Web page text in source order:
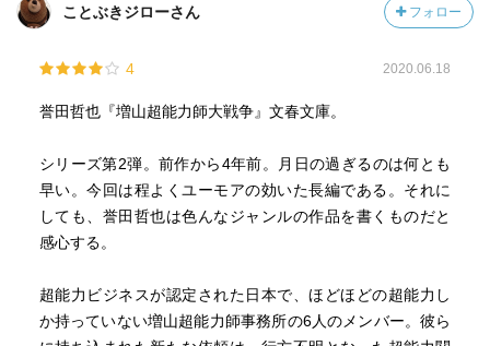
ことぶきジローさん フォロー
4 2020.06.18
誉田哲也『増山超能力師大戦争』文春文庫。
シリーズ第2弾。前作から4年前。月日の過ぎるのは何とも
早い。今回は程よくユーモアの効いた長編である。それに
しても、誉田哲也は色んなジャンルの作品を書くものだと
感心する。
超能力ビジネスが認定された日本で、ほどほどの超能力し
か持っていない増山超能力師事務所の6人のメンバー。彼ら